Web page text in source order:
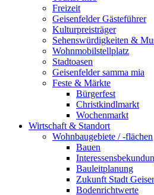
Freizeit
Geisenfelder Gästeführer
Kulturpreisträger
Sehenswürdigkeiten &
Wohnmobilstellplatz
Stadtoasen
Geisenfelder samma mia
Feste & Märkte
Bürgerfest
Christkindlmarkt
Wochenmarkt
Wirtschaft & Standort
Wohnbaugebiete / -flächen
Bauen
Bauleitplanung
Zukunft Stadt
Bodenrichtwerte